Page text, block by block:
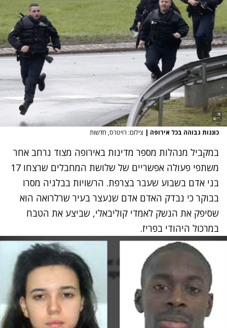
כוננות גבוהה בכל אירופה | צילום: רויטרס, חדשות
במקביל מנהלות מספר מדינות באירופה מצוד נרחב אחר
משתפי פעולה אפשריים של שלושת המחבלים שרצחו 17
בני אדם בשבוע שעבר בצרפת. הרשויות בבלגיה מסרו
בבוקר כי נבדק האדם אדם שנעצר בעיר שרלרואה הוא
שסיפק את הנשק לאמדי קוליבאלי, שביצע את הטבח
במרכול היהודי בפריז.